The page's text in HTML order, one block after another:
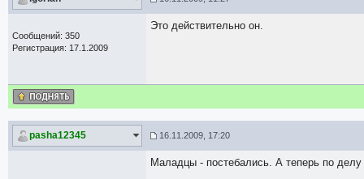
Сообщений: 350
Регистрация: 17.1.2009
Это действительно он.
pasha12345 16.11.2009, 17:20
Маладцы - постебались. А теперь по